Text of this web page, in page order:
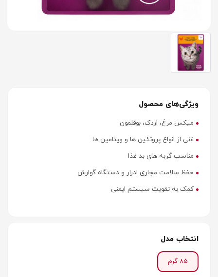
ویژگی‌های محصول
میکس مرغ، اردک، بوقلمون
غنی از انواع پروتئین ها و ویتامین ها
مناسب گربه های بد غذا
حفظ سلامت مجاری ادرار و دستگاه گوارش
کمک به تقویت سیستم ایمنی
انتخاب مدل
85 گرم